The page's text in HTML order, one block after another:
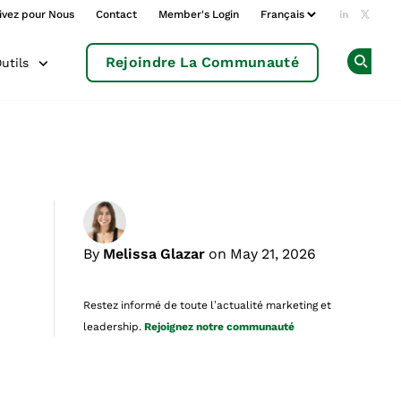
pour Nous Contact Member's Login Add us
Rejoindre La Communauté
By Melissa Glazar on May 21, 2026
Restez informé de toute l’actualité marketing et
leadership. Rejoignez notre communauté